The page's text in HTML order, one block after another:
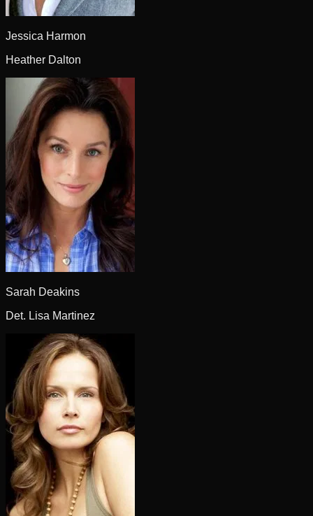
Jessica Harmon
Heather Dalton
Sarah Deakins
Det. Lisa Martinez